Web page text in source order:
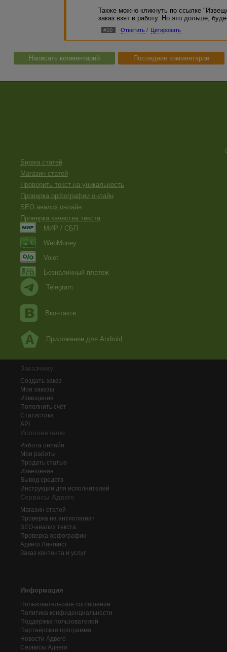
Также можно кликнуть по ссылке
заказ взят в работу. Но это дольше,
#10 Ответить / Цитировать
Написать комментарий Последние комментарии
Биржа статей
Магазин статей
Проверить текст на уникальность
Проверка орфографии онлайн
SEO анализ онлайн
Проверка качества текста
МИР / СБП
WebMoney
Volet
Безналичный платеж
Telegram
Вконтакте
Приложение для Android
Заказчику
Создать заказ
Мои заказы
Извещения
Пополнить счёт
Статистика
API
Исполнителю
Работа онлайн
Мои работы
Продать статью
Извещения
Вывод средств
Инструкции для исполнителей
Сервисы Адвего
Магазин статей
Проверка на антиплагиат
SEO-анализ текста
Проверка орфографии
Адвего Лингвист
Заказ контента и услуг
Информация
Пользовательское соглашение
Политика конфиденциальности
Поддержка пользователей
Партнерская программа
Новости Адвего
Сервисы Адвего